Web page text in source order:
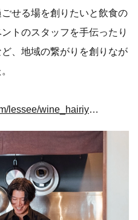
せる場を創りたいと飲食の
トのスタッフを手伝ったり
、地域の繋がりを創りなが
https://sakasama-fudosan.com/lessee/wine_hairiyasui/